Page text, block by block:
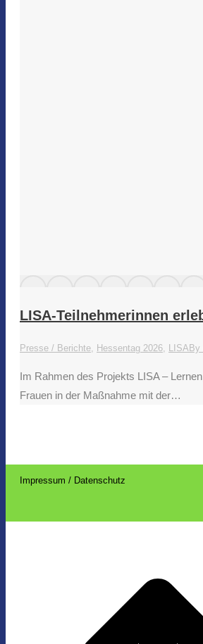
LISA-Teilnehmerinnen
Presse / Berichte, Hessentag 2026, LISABy
Im Rahmen des Projekts LISA –
Frauen in der Maßnahme mit der…
Impressum / Datenschutz